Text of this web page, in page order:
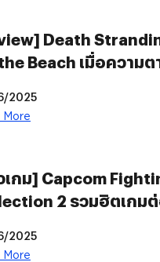
Death
Beach เมื่อความ
สุดท้ายของมนุษย์
2025
More
เกม] Capcom
2 รวมฮิตเกมต่
2025
More